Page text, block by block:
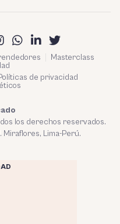
Masterclass
de privacidad
los derechos reservados.
Miraflores, Lima-Perú.